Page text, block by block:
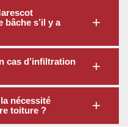
bâche s’il y a
cas d’infiltration
nécessité
toiture ?